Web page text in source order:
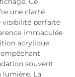
une clarté
visibilité parfaite
immaculée
acrylique
souvent
lumière. La